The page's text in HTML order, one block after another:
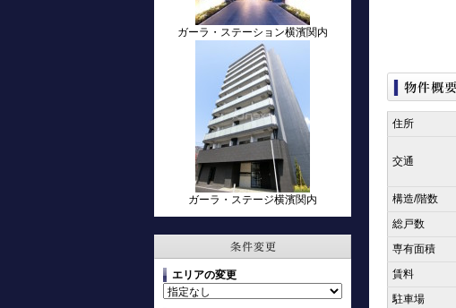
ガーラ・ステーション横濱関内
ガーラ・ステージ横濱関内
エリアの変更
住所
交通
構造/階数
総戸数
専有面積
賃料
駐車場